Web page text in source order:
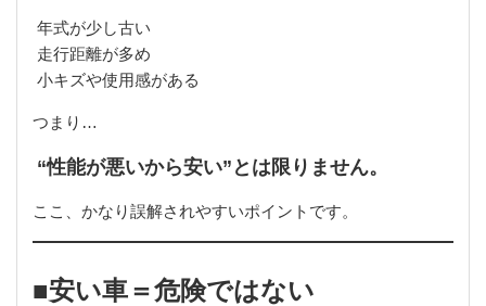
年式が少し古い
走行距離が多め
小キズや使用感がある
つまり…
“性能が悪いから安い”とは限りません。
ここ、かなり誤解されやすいポイントです。
■安い車＝危険ではない